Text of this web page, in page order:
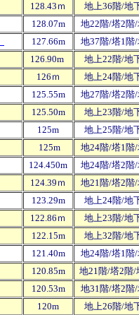
128.43ｍ
地上36階/地
128.07m
地22階/塔2階
127.66m
地37階/塔1階
126.90m
地上22階/地
126ｍ
地上24階/地
125.55m
地27階/塔2階
125.50m
地上23階/地
125m
地上25階/地
125m
地24階/塔1階
124.450m
地24階/塔2階
124.39ｍ
地21階/塔2階
123.29m
地上24階/地
122.86ｍ
地上23階/地
122.15m
地上32階/地
121.40m
地24階/塔1階
120.85m
地21階/塔2階
120.53m
地31階/塔2階
120m
地上26階/地